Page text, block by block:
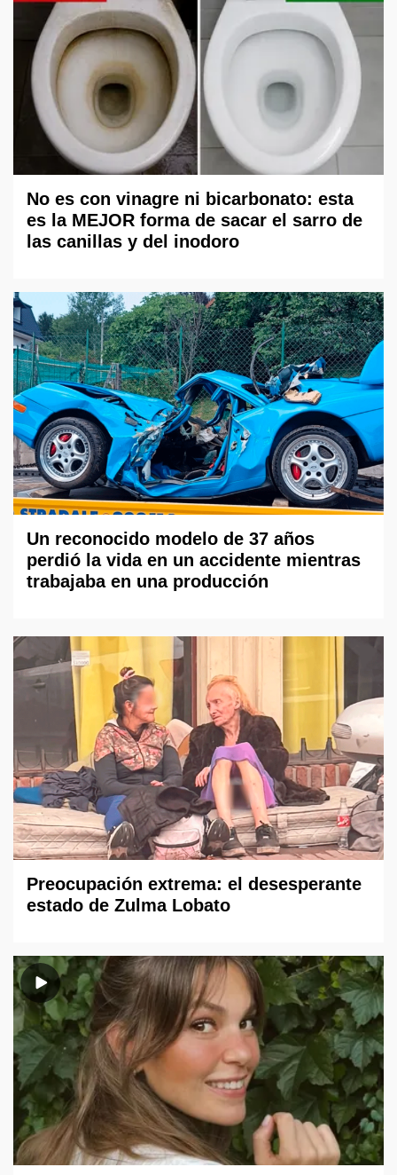
No es con vinagre ni bicarbonato: esta
es la MEJOR forma de sacar el sarro de
las canillas y del inodoro
Un reconocido modelo de 37 años
perdió la vida en un accidente mientras
trabajaba en una producción
Preocupación extrema: el desesperante
estado de Zulma Lobato